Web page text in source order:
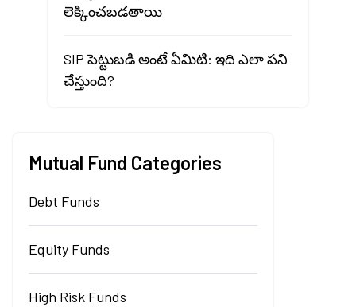
లెక్కించబడతాయి
SIP పెట్టుబడి అంటే ఏమిటి: ఇది ఎలా పని
చేస్తుంది?
Mutual Fund Categories
Debt Funds
Equity Funds
High Risk Funds